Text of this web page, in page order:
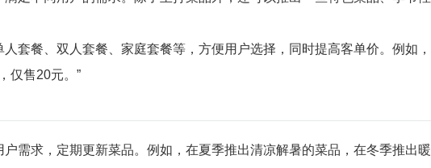
套餐、双人套餐、家庭套餐等，方便用户选择，同时提高客单价。例如，
仅售20元。”
户需求，定期更新菜品。例如，在夏季推出清凉解暑的菜品，在冬季推出暖